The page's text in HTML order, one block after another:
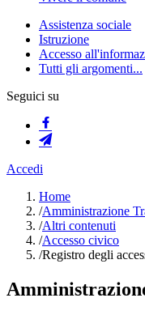
Assistenza sociale
Istruzione
Accesso
Tutti gli argomenti...
Seguici su
Accedi
Home
/Amministrazione
/Altri contenuti
/Accesso civico
/Registro degli